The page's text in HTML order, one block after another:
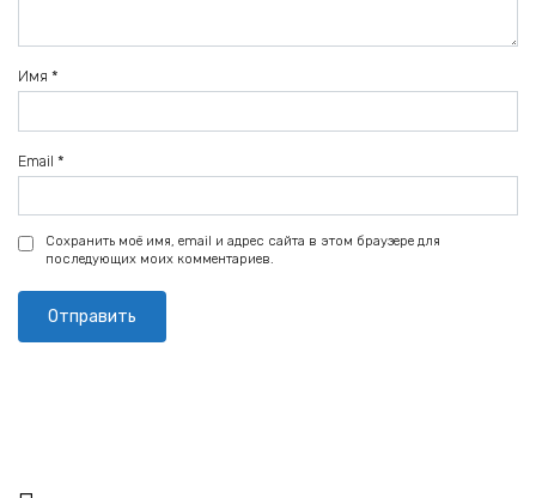
Имя *
Email *
Сохранить моё имя, email и адрес сайта в этом браузере для
последующих моих комментариев.